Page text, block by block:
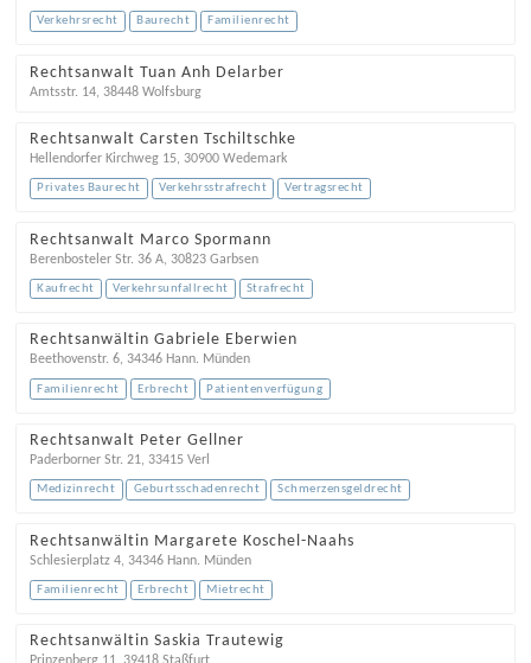
Verkehrsrecht Baurecht Familienrecht
Rechtsanwalt Tuan Anh Delarber
Amtsstr. 14, 38448 Wolfsburg
Rechtsanwalt Carsten Tschiltschke
Hellendorfer Kirchweg 15, 30900 Wedemark
Privates Baurecht Verkehrsstrafrecht Vertragsrecht
Rechtsanwalt Marco Spormann
Berenbosteler Str. 36 A, 30823 Garbsen
Kaufrecht Verkehrsunfallrecht Strafrecht
Rechtsanwältin Gabriele Eberwien
Beethovenstr. 6, 34346 Hann. Münden
Familienrecht Erbrecht Patientenverfügung
Rechtsanwalt Peter Gellner
Paderborner Str. 21, 33415 Verl
Medizinrecht Geburtsschadenrecht Schmerzensgeldrecht
Rechtsanwältin Margarete Koschel-Naahs
Schlesierplatz 4, 34346 Hann. Münden
Familienrecht Erbrecht Mietrecht
Rechtsanwältin Saskia Trautewig